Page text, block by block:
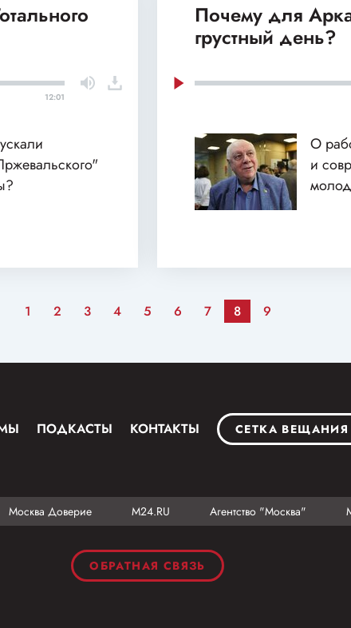
12:01
Почему для
грустный день?
О
и
1 2 3 4 5 6 7 8 9
ПОДКАСТЫ КОНТАКТЫ СЕТКА ВЕЩАНИЯ
Москва Доверие М24.RU Агентство "Москва"
ОБРАТНАЯ СВЯЗЬ